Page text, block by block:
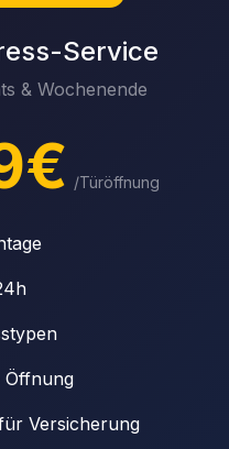
Service
& Wochenende
/Türöffnung
Öffnung
Versicherung